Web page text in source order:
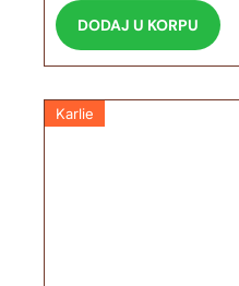
DODAJ U KORPU
Karlie